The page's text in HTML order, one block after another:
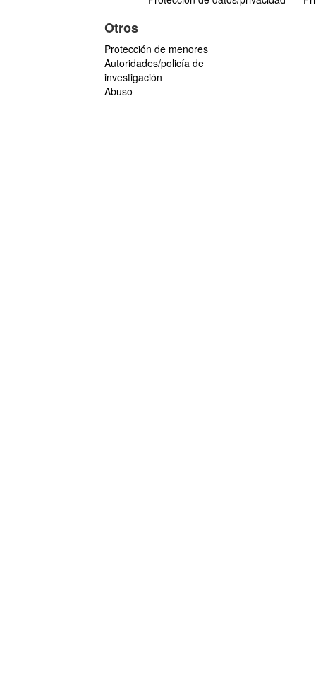
Otros
Protección de menores
Autoridades/policía de
investigación
Abuso